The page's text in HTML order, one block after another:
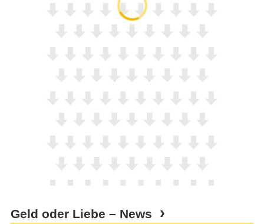
Geld oder Liebe – News